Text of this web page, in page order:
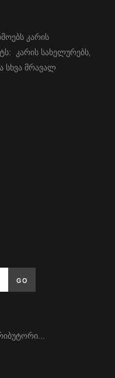
კარის
კარის სახელურებს,
სხვა მრავალ